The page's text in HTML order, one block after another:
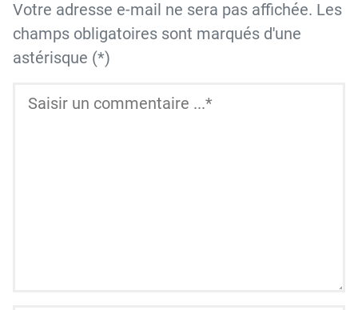
Votre adresse e-mail ne sera pas affichée. Les
champs obligatoires sont marqués d'une
astérisque (*)